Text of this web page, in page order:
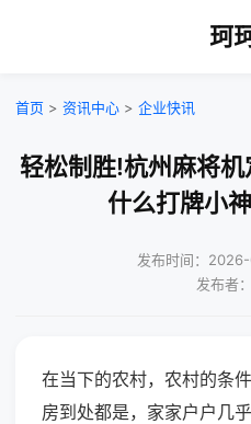
珂
首页 > 资讯中心 > 企业快讯
轻松制胜!杭州麻将
什么打牌小
发布时间：
发布者
在当下的农村，农村的条
房到处都是，家家户户几